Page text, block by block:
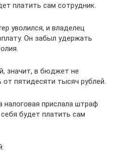
платить сам сотрудник.
уволился, и владелец
Он забыл удержать
значит, в бюджет не
пятидесяти тысяч рублей.
налоговая прислала штраф
будет платить сам